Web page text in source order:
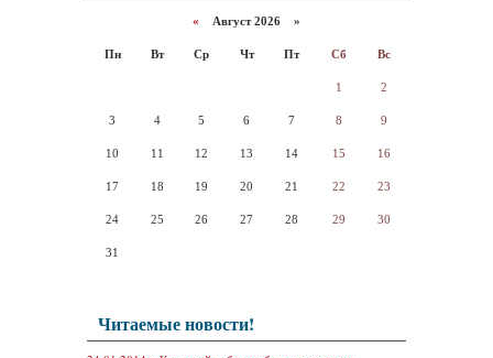
« Август 2026 »
Пн Вт Ср Чт Пт Сб Вс
1 2
3 4 5 6 7 8 9
10 11 12 13 14 15 16
17 18 19 20 21 22 23
24 25 26 27 28 29 30
31
Читаемые новости!